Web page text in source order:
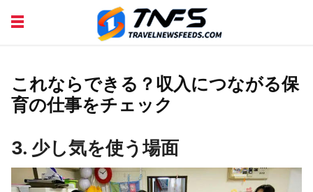
DISCOVER PLACES TIPS AND TRICKS
これならできる？収入につながる保
育の仕事をチェック
3. 少し気を使う場面